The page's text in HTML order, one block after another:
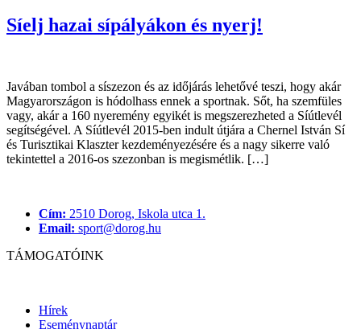
Síelj hazai sípályákon és nyerj!
Javában tombol a síszezon és az időjárás lehetővé teszi, hogy akár
Magyarországon is hódolhass ennek a sportnak. Sőt, ha szemfüles
vagy, akár a 160 nyeremény egyikét is megszerezheted a Síútlevél
segítségével. A Síútlevél 2015-ben indult útjára a Chernel István Sí
és Turisztikai Klaszter kezdeményezésére és a nagy sikerre való
tekintettel a 2016-os szezonban is megismétlik. […]
Cím: 2510 Dorog, Iskola utca 1.
Email: sport@dorog.hu
TÁMOGATÓINK
Hírek
Eseménynaptár